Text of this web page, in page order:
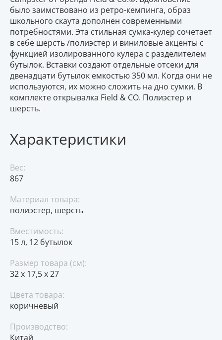
было заимствовано из ретро-кемпинга, образ
школьного скаута дополнен современными
потребностями. Эта стильная сумка-кулер сочетает
в себе шерсть /полиэстер и виниловые акценты с
функцией изолированного кулера с разделителем
бутылок. Вставки создают отдельные отсеки для
двенадцати бутылок емкостью 350 мл. Когда они не
используются, их можно сложить на дно сумки. В
комплекте открывалка Field & CO. Полиэстер и
шерсть.
Характеристики
Вес:
867
Материал товара:
полиэстер, шерсть
Вместимость:
15 л, 12 бутылок
Размер товара (см):
32 х 17,5 х 27
Цвета товара:
коричневый
Производство:
Китай